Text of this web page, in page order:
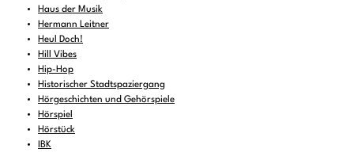
Haus der Musik
Hermann Leitner
Heul Doch!
Hill Vibes
Hip-Hop
Historischer Stadtspaziergang
Hörgeschichten und Gehörspiele
Hörspiel
Hörstück
IBK